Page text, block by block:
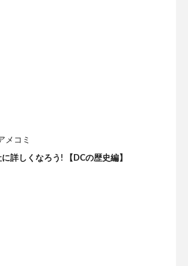
メコミ
詳しくなろう! 【DCの歴史編】